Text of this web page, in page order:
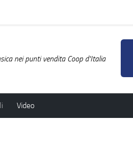
nei punti vendita Coop d'Italia
Video